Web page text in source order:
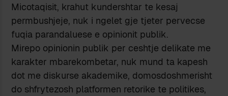
Micotaqisit, krahut kundershtar te kesaj
permbushjeje, nuk i ngelet gje tjeter pervecse
fuqia parandaluese e opinionit publik.
Mirepo opinionin publik per ceshtje delikate me
karakter mbarekombetar, nuk mund ta kapesh
dot me diskurse akademike, domosdoshmerisht
do shfrytezosh platformen retorike te politikes,